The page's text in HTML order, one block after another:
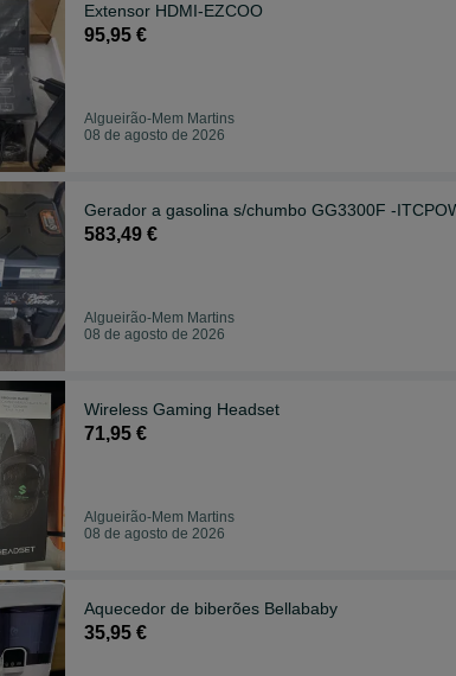
Extensor HDMI-EZCOO
95,95 €
Algueirão-Mem Martins
08 de agosto de 2026
Gerador a gasolina s/chumbo GG3300F -
583,49 €
Algueirão-Mem Martins
08 de agosto de 2026
Wireless Gaming Headset
71,95 €
Algueirão-Mem Martins
08 de agosto de 2026
Aquecedor de biberões Bellababy
35,95 €